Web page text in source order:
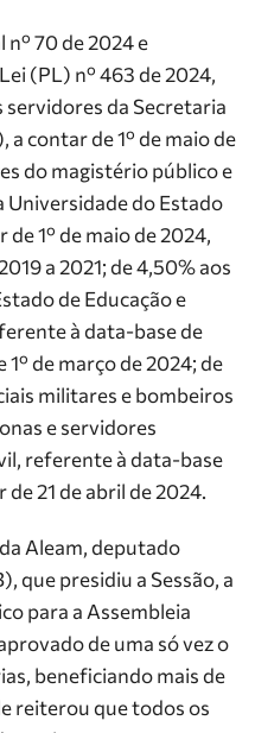
70 de 2024 e
(PL) nº 463 de 2024,
da Secretaria
a contar de 1º de maio de
do magistério público e
do Estado
1º de maio de 2024,
a 2021; de 4,50% aos
de Educação e
à data-base de
de março de 2024; de
militares e bombeiros
e servidores
referente à data-base
21 de abril de 2024.
Aleam, deputado
que presidiu a Sessão, a
para a Assembleia
de uma só vez o
beneficiando mais de
reiterou que todos os